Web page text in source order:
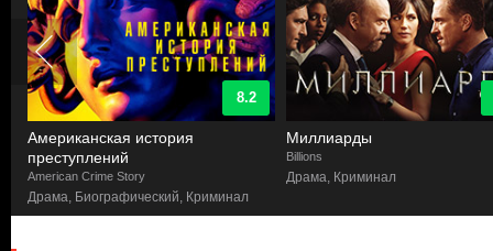
8.2
Американская история
преступлений
American Crime Story
Драма, Биографический, Криминал
Миллиарды
Billions
Драма, Криминал